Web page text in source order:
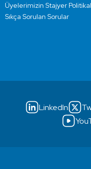
Üyelerimizin Stajyer
Sıkça Sorulan Sorular
LinkedIn